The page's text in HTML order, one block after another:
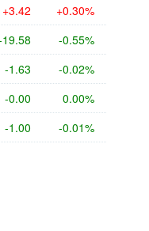
+3.42 +0.30%
-0.55%
-1.63 -0.02%
-0.00 0.00%
-1.00 -0.01%